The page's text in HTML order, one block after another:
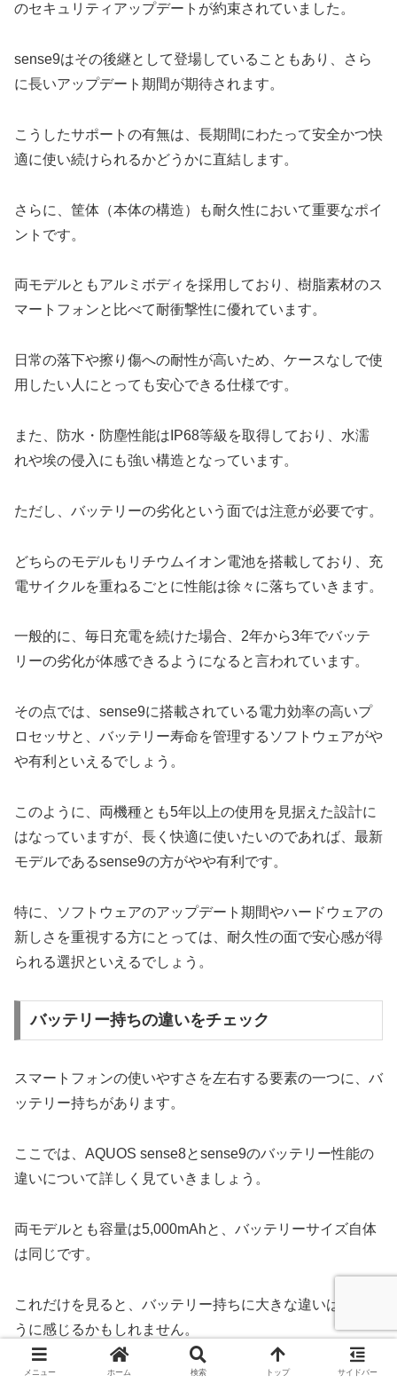
のセキュリティアップデートが約束されていました。
sense9はその後継として登場していることもあり、さら
に長いアップデート期間が期待されます。
こうしたサポートの有無は、長期間にわたって安全かつ快
適に使い続けられるかどうかに直結します。
さらに、筐体（本体の構造）も耐久性において重要なポイ
ントです。
両モデルともアルミボディを採用しており、樹脂素材のス
マートフォンと比べて耐衝撃性に優れています。
日常の落下や擦り傷への耐性が高いため、ケースなしで使
用したい人にとっても安心できる仕様です。
また、防水・防塵性能はIP68等級を取得しており、水濡
れや埃の侵入にも強い構造となっています。
ただし、バッテリーの劣化という面では注意が必要です。
どちらのモデルもリチウムイオン電池を搭載しており、充
電サイクルを重ねるごとに性能は徐々に落ちていきます。
一般的に、毎日充電を続けた場合、2年から3年でバッテ
リーの劣化が体感できるようになると言われています。
その点では、sense9に搭載されている電力効率の高いプ
ロセッサと、バッテリー寿命を管理するソフトウェアがや
や有利といえるでしょう。
このように、両機種とも5年以上の使用を見据えた設計に
はなっていますが、長く快適に使いたいのであれば、最新
モデルであるsense9の方がやや有利です。
特に、ソフトウェアのアップデート期間やハードウェアの
新しさを重視する方にとっては、耐久性の面で安心感が得
られる選択といえるでしょう。
バッテリー持ちの違いをチェック
スマートフォンの使いやすさを左右する要素の一つに、バ
ッテリー持ちがあります。
ここでは、AQUOS sense8とsense9のバッテリー性能の
違いについて詳しく見ていきましょう。
両モデルとも容量は5,000mAhと、バッテリーサイズ自体
は同じです。
これだけを見ると、バッテリー持ちに大きな違いはないよ
うに感じるかもしれません。
しかし、実際の使用時間に影響を与えるのは容量だけでな
メニュー ホーム 検索 トップ サイドバー